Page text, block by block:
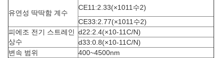
유연성 딱딱함 계수
CE11 :2.33(×1011 수2)
CE33:2.77(×1011 수2)
피에조 전기 스트레인
상수
d22:2.4(×10-11C/N)
d33:0.8(×10-11C/N)
변속 범위
400~4500nm